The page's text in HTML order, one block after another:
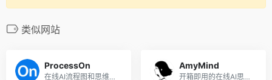
类似网站
ProcessOn
在线AI流程图和思维导图制作工具
AmyMind
开箱即用的在线AI思维导图工具